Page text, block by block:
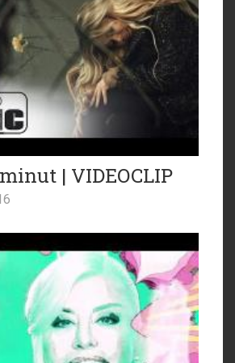
| VIDEOCLIP